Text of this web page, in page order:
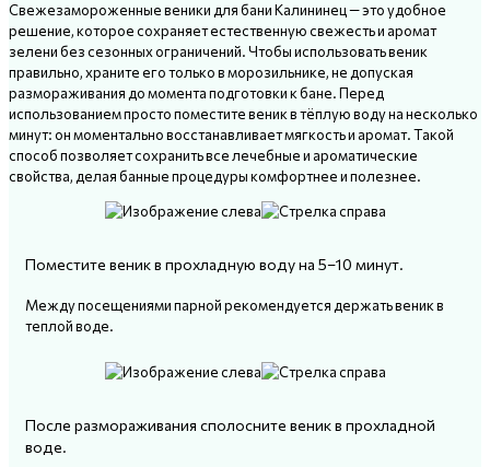
Свежезамороженные веники для бани Калининец — это удобное
решение, которое сохраняет естественную свежесть и аромат
зелени без сезонных ограничений. Чтобы использовать веник
правильно, храните его только в морозильнике, не допуская
размораживания до момента подготовки к бане. Перед
использованием просто поместите веник в тёплую воду на несколько
минут: он моментально восстанавливает мягкость и аромат. Такой
способ позволяет сохранить все лечебные и ароматические
свойства, делая банные процедуры комфортнее и полезнее.
Поместите веник в прохладную воду на 5–10 минут.
Между посещениями парной рекомендуется держать веник в
теплой воде.
После размораживания сполосните веник в прохладной
воде.